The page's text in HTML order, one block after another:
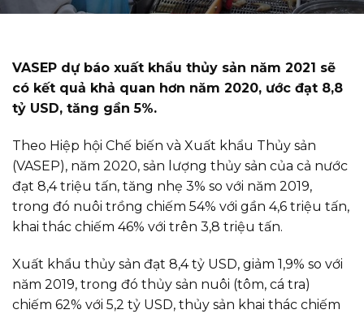
VASEP dự báo xuất khẩu thủy sản năm 2021 sẽ
có kết quả khả quan hơn năm 2020, ước đạt 8,8
tỷ USD, tăng gần 5%.
Theo Hiệp hội Chế biến và Xuất khẩu Thủy sản
(VASEP), năm 2020, sản lượng thủy sản của cả nước
đạt 8,4 triệu tấn, tăng nhẹ 3% so với năm 2019,
trong đó nuôi trồng chiếm 54% với gần 4,6 triệu tấn,
khai thác chiếm 46% với trên 3,8 triệu tấn.
Xuất khẩu thủy sản đạt 8,4 tỷ USD, giảm 1,9% so với
năm 2019, trong đó thủy sản nuôi (tôm, cá tra)
chiếm 62% với 5,2 tỷ USD, thủy sản khai thác chiếm